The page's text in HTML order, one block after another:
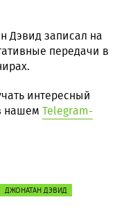
Дэвид записал на
передачи в
интересный
нашем Telegram-
ДЖОНАТАН ДЭВИД